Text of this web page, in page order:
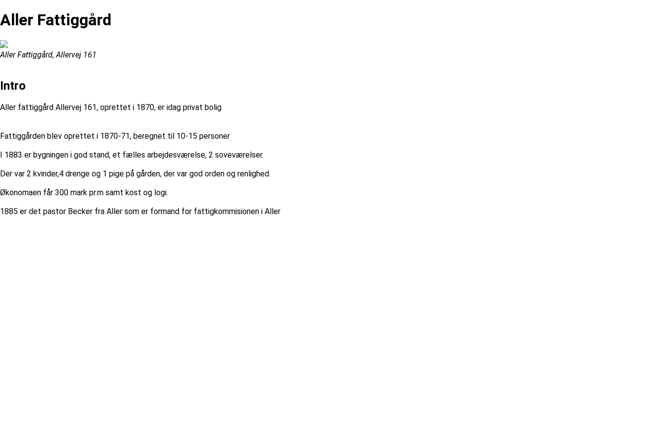
Aller Fattiggård
Aller Fattiggård, Allervej 161
Intro
Aller fattiggård Allervej 161, oprettet i 1870, er idag privat bolig
Fattiggården blev oprettet i 1870-71, beregnet til 10-15 personer
I 1883 er bygningen i god stand, et fælles arbejdesværelse, 2 soveværelser.
Der var 2 kvinder,4 drenge og 1 pige på gården, der var god orden og renlighed.
Økonomaen får 300 mark pr.m samt kost og logi.
1885 er det pastor Becker fra Aller som er formand for fattigkommisionen i Aller